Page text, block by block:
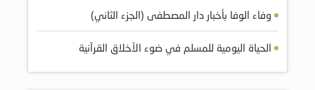
وفاء الوفا بأخبار دار المصطفى (الجزء الثاني)
الحياة اليومية للمسلم في ضوء الأخلاق القرآنية